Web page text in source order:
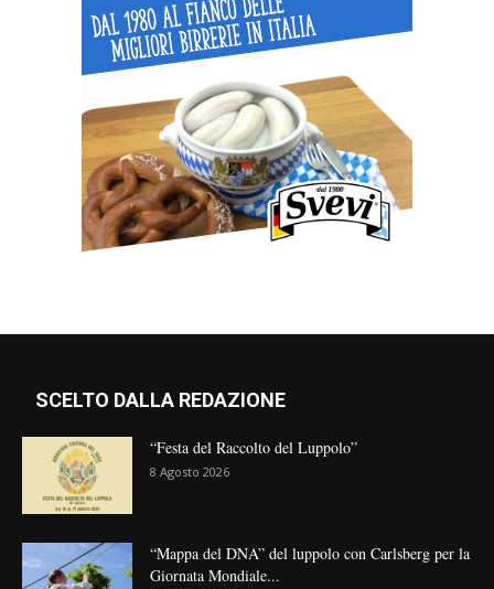
SCELTO DALLA REDAZIONE
“Festa del Raccolto del Luppolo”
8 Agosto 2026
“Mappa del DNA” del luppolo con Carlsberg per la
Giornata Mondiale...